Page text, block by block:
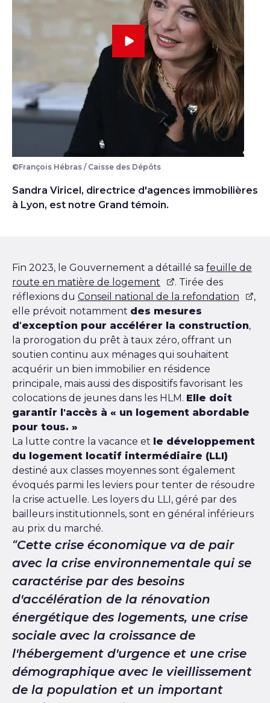
Sandra Viricel, directrice d'agences immobilières
à Lyon, est notre Grand témoin.
portrait Sandra Viricel
©François Hébras / Caisse des Dépôts
Fin 2023, le Gouvernement a détaillé sa feuille de
route en matière de logement
. Tirée des
réflexions du Conseil national de la refondation
,
elle prévoit notamment des mesures
d’exception pour accélérer la construction,
la prorogation du prêt à taux zéro, offrant un
soutien continu aux ménages qui souhaitent
acquérir un bien immobilier en résidence
principale, mais aussi des dispositifs favorisant les
colocations de jeunes dans les HLM. Elle doit
garantir l'accès à « un logement abordable
pour tous. »
La lutte contre la vacance et le développement
du logement locatif intermédiaire (LLI)
destiné aux classes moyennes sont également
évoqués parmi les leviers pour tenter de résoudre
la crise actuelle. Les loyers du LLI, géré par des
bailleurs institutionnels, sont en général inférieurs
au prix du marché.
Cette crise économique va de pair
avec la crise environnementale qui se
caractérise par des besoins
d'accélération de la rénovation
énergétique des logements, une crise
sociale avec la croissance de
l'hébergement d'urgence et une crise
démographique avec le vieillissement
de la population et un important